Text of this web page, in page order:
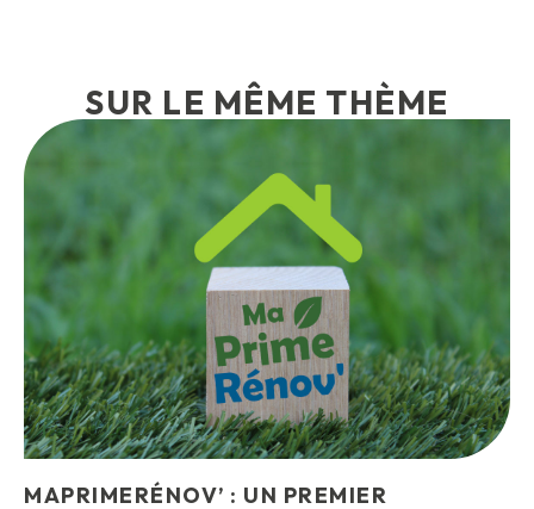
SUR LE MÊME THÈME
MAPRIMERÉNOV’ : UN PREMIER